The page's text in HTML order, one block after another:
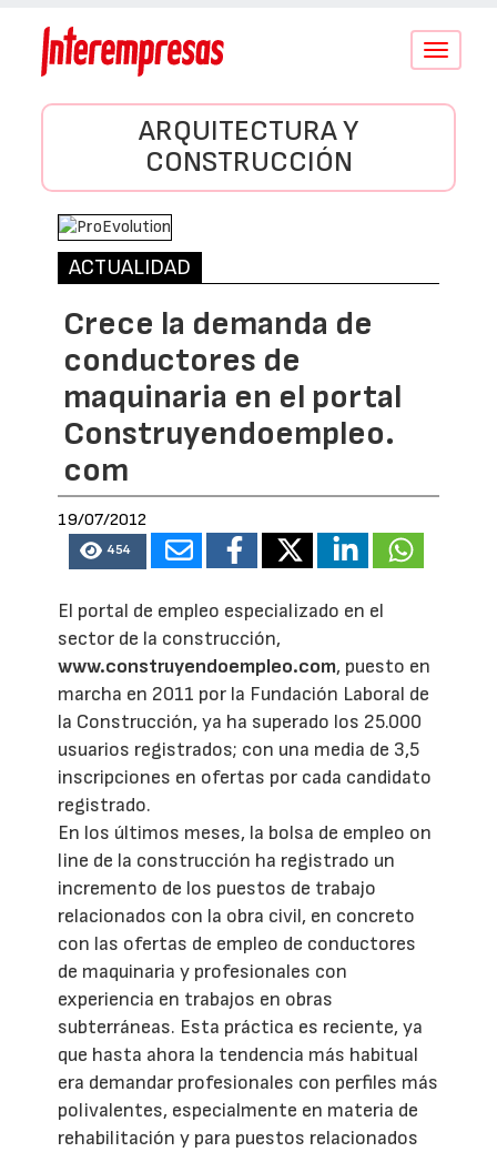
Conmutar
ARQUITECTURA Y
CONSTRUCCIÓN
ACTUALIDAD
Crece la demanda de
conductores de
maquinaria en el portal
Construyendoempleo.
com
19/07/2012
454
El portal de empleo especializado en el
sector de la construcción,
www.construyendoempleo.com, puesto en
marcha en 2011 por la Fundación Laboral de
la Construcción, ya ha superado los 25.000
usuarios registrados; con una media de 3,5
inscripciones en ofertas por cada candidato
registrado.
En los últimos meses, la bolsa de empleo on
line de la construcción ha registrado un
incremento de los puestos de trabajo
relacionados con la obra civil, en concreto
con las ofertas de empleo de conductores
de maquinaria y profesionales con
experiencia en trabajos en obras
subterráneas. Esta práctica es reciente, ya
que hasta ahora la tendencia más habitual
era demandar profesionales con perfiles más
polivalentes, especialmente en materia de
rehabilitación y para puestos relacionados